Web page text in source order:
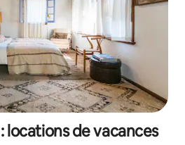
locations de vacances